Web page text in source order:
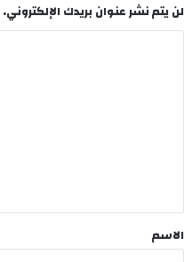
لن يتم نشر عنوان بريدك الإلكتروني.
*
الاسم